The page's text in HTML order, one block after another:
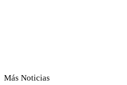
Más Noticias